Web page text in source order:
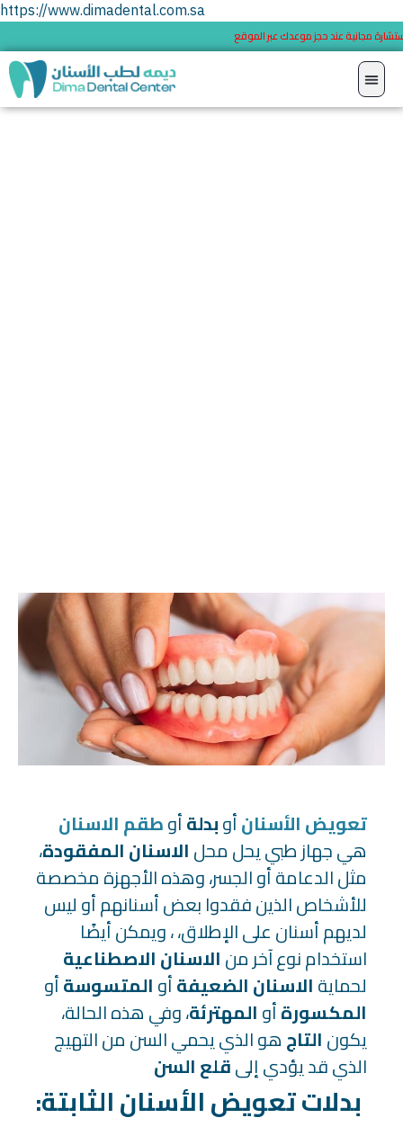
https://www.dimadental.com.sa
علي استشارة مجانية عند حجز موعدك عبر الموقع
تعويض الأسنانأوبدلةأوطقم الاسنان
هي جهاز طبي يحل محلالاسنان المفقودة،
مثل الدعامة أو الجسر، وهذه الأجهزة مخصصة
للأشخاص الذين فقدوا بعض أسنانهم أو ليس
لديهم أسنان على الإطلاق، ، ويمكن أيضًا
استخدام نوع آخر منالاسنان الاصطناعية
لحمايةالاسنان الضعيفةأوالمتسوسةأو
المكسورةأوالمهترئة، وفي هذه الحالة،
يكونالتاجهو الذي يحمي السن من التهيج
الذي قد يؤدي إلىقلع السن
:بدلات تعويض الأسنان الثابتة